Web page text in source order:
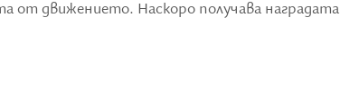
от движението. Наскоро получава наградата